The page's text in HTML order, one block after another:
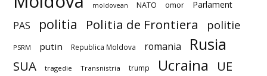
moldovean NATO omor Parlament
PAS politia Politia de Frontiera politie
PSRM putin Republica Moldova romania Rusia
SUA tragedie Transnistria trump Ucraina UE